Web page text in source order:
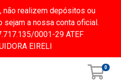
não realizem depósitos ou
sejam a nossa conta oficial.
0001-29 ATEF
EIRELI
0